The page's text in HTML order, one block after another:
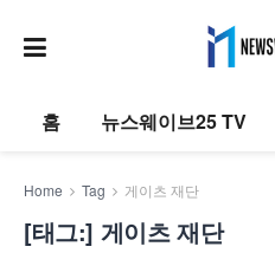
홈 뉴스웨이브25 TV
Home Tag 게이츠 재단
[태그:] 게이츠 재단